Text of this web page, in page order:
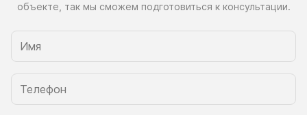
объекте, так мы сможем подготовиться к консультации.